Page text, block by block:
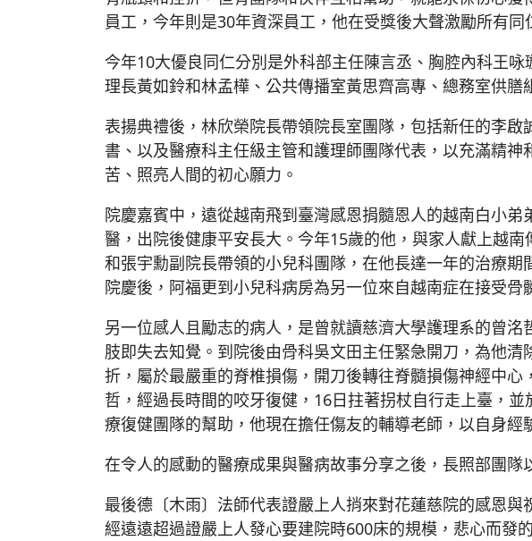
員工，今年則是30年資深員工，他在受獎後大聲激勵所有
今年10大優良同仁分別是外科部主任陳言丞、胸腔內科王
理長黃如鈴和林孟樺、公共傳播室黃思齊高專、總務室供
表揚典禮後，林欣榮院長帶領院長室團隊，包括新任的李
書、以及醫療科主任級主管和護理師團隊代表，以充滿精
苦、照亮人間的初心願力。
院慶嘉賓中，遠從越南飛到臺灣感恩捐髓恩人的越南白小
醫，出院後健康平安長大。今年15歲的他，與家人獻上越
和張宇勳副院長帶領的小兒科團隊，在他長達一年的治療
院慶後，阿福更到小兒科病房為另一位來自越南症在接受骨
另一位感人且勵志的病人，是曾就讀慈濟大學護理系的曾
肢即失去知覺。到院後由骨科吳文田主任緊急開刀，為他
折，屬於最嚴重的脊椎損傷，開刀後轉往脊髓損傷神經中
哲，經過長時間的咬牙復健，16日拄著拐杖自行走上臺，
療復健團隊的幫助，他現在擔任傷友的輔導老師，以自身
在令人的感動的醫療成果與醫病故事分享之後，長照部團
最後德〔木雨〕法師代表證嚴上人捎來對花蓮慈院的感恩
經遠遠超過證嚴上人發心要建院時600床的規模，悲心而發